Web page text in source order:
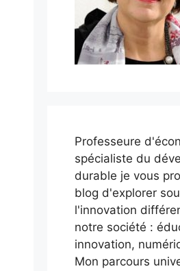
Professeure
spécialiste du
durable je vous
blog d'explorer
l'innovation
notre société :
innovation,
Mon parcours